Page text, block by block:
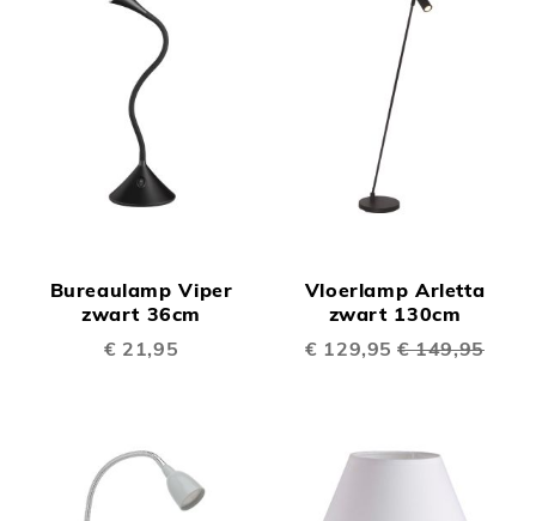
Bureaulamp Viper
zwart 36cm
€ 21,95
Vloerlamp Arletta
zwart 130cm
Speciale
€ 129,95 € 149,95